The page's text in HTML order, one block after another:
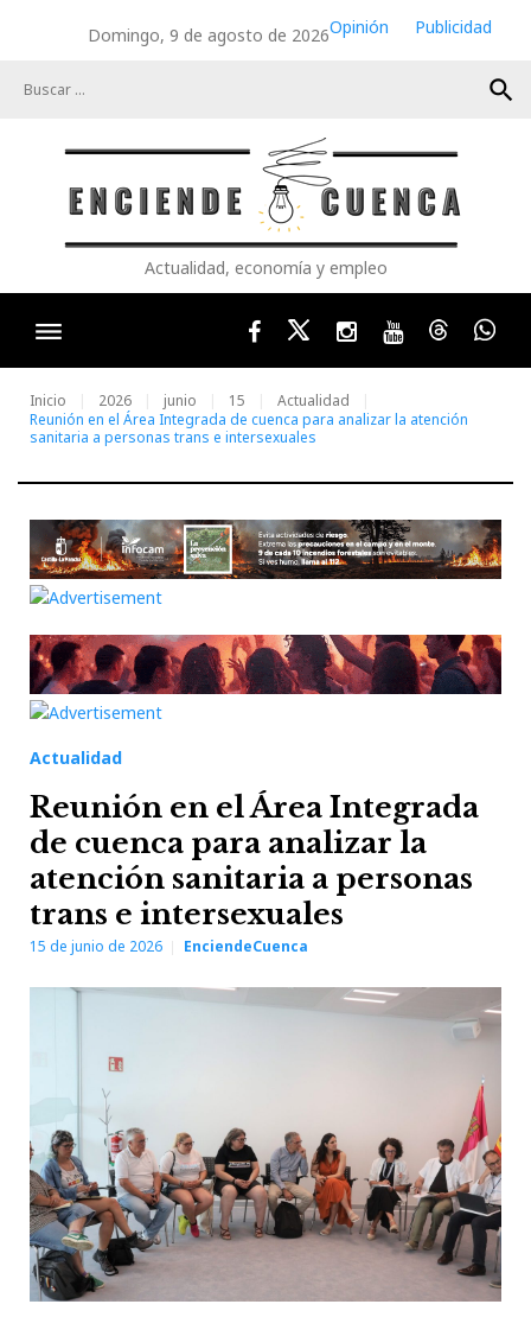
Domingo, 9 de agosto de 2026Opinión
Publicidad
search
Actualidad, economía y empleo
FacebookTwitterInstagram
YoutubeThreads
Inicio 2026 junio 15
Actualidad
Reunión en el Área Integrada de cuenca para analizar la atención
sanitaria a personas trans e intersexuales
Actualidad
Reunión en el Área Integrada
de cuenca para analizar la
atención sanitaria a personas
trans e intersexuales
15 de junio de 2026 EnciendeCuenca